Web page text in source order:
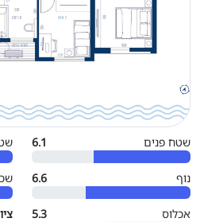
שטח פנים 6.1
נוף 6.6
אכלוס 5.3